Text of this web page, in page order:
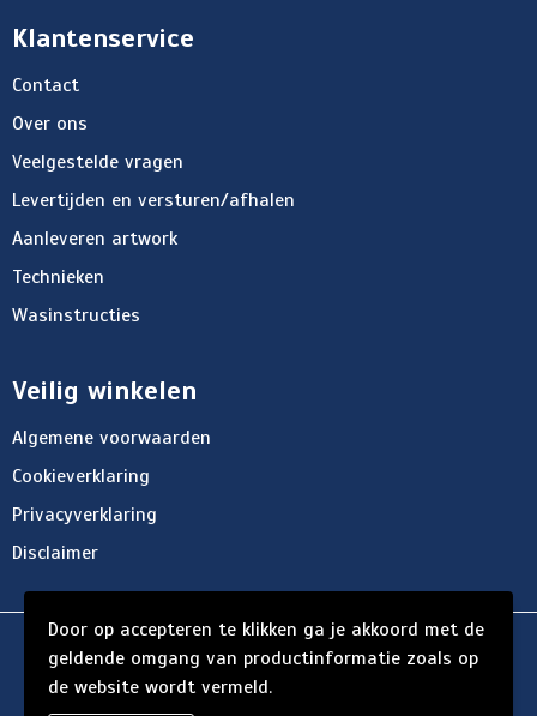
Klantenservice
Contact
Over ons
Veelgestelde vragen
Levertijden en versturen/afhalen
Aanleveren artwork
Technieken
Wasinstructies
Veilig winkelen
Algemene voorwaarden
Cookieverklaring
Privacyverklaring
Disclaimer
© Copyright d'Hersigny 2024
Door op accepteren te klikken ga je akkoord met de
geldende omgang van productinformatie zoals op
de website wordt vermeld.